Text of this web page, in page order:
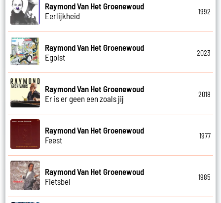
Raymond Van Het Groenewoud
Eerlijkheid
1992
Raymond Van Het Groenewoud
Egoist
2023
Raymond Van Het Groenewoud
Er is er geen een zoals jij
2018
Raymond Van Het Groenewoud
Feest
1977
Raymond Van Het Groenewoud
Fietsbel
1985